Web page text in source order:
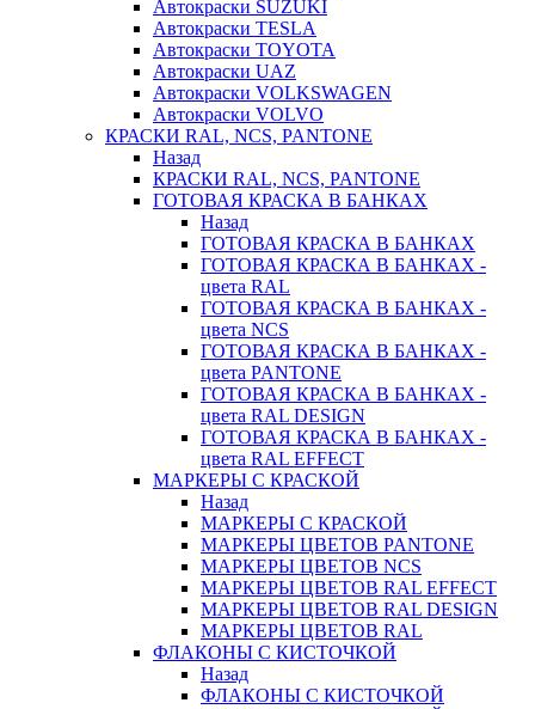
Автокраски SUZUKI
Автокраски TESLA
Автокраски TOYOTA
Автокраски UAZ
Автокраски VOLKSWAGEN
Автокраски VOLVO
КРАСКИ RAL, NCS, PANTONE
Назад
КРАСКИ RAL, NCS, PANTONE
ГОТОВАЯ КРАСКА В БАНКАХ
Назад
ГОТОВАЯ КРАСКА В БАНКАХ
ГОТОВАЯ КРАСКА В БАНКАХ -
цвета RAL
ГОТОВАЯ КРАСКА В БАНКАХ -
цвета NCS
ГОТОВАЯ КРАСКА В БАНКАХ -
цвета PANTONE
ГОТОВАЯ КРАСКА В БАНКАХ -
цвета RAL DESIGN
ГОТОВАЯ КРАСКА В БАНКАХ -
цвета RAL EFFECT
МАРКЕРЫ С КРАСКОЙ
Назад
МАРКЕРЫ С КРАСКОЙ
МАРКЕРЫ ЦВЕТОВ PANTONE
МАРКЕРЫ ЦВЕТОВ NCS
МАРКЕРЫ ЦВЕТОВ RAL EFFECT
МАРКЕРЫ ЦВЕТОВ RAL DESIGN
МАРКЕРЫ ЦВЕТОВ RAL
ФЛАКОНЫ С КИСТОЧКОЙ
Назад
ФЛАКОНЫ С КИСТОЧКОЙ